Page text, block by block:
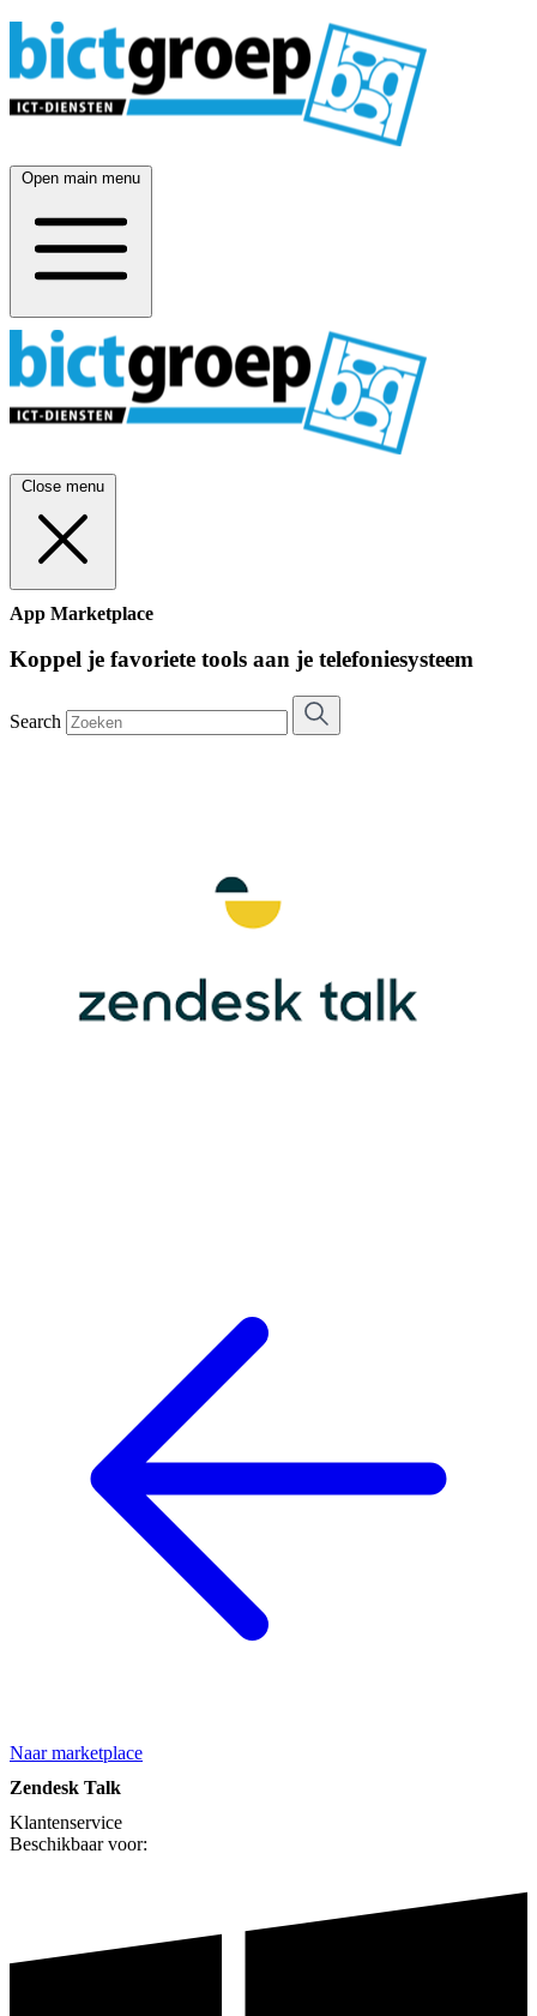
Open main menu
Close menu
App Marketplace
Koppel je favoriete tools aan je telefoniesysteem
Search
Naar marketplace
Zendesk Talk
Klantenservice
Beschikbaar voor: